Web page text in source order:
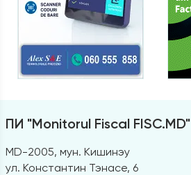
ПИ "Monitorul Fiscal FISC.MD"
MD-2005, мун. Кишинэу
ул. Константин Тэнасе, 6